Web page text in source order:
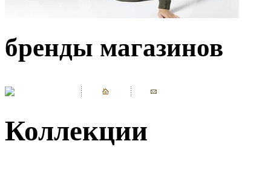
бренды магазинов
Коллекции